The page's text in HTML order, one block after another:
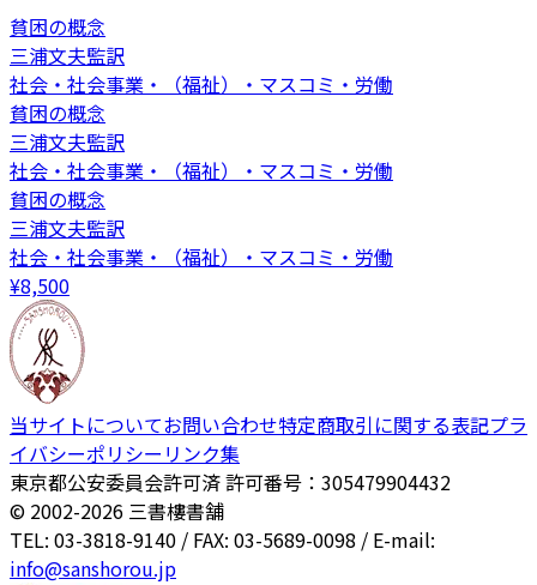
貧困の概念
三浦文夫監訳
社会・社会事業・（福祉）・マスコミ・労働
貧困の概念
三浦文夫監訳
社会・社会事業・（福祉）・マスコミ・労働
貧困の概念
三浦文夫監訳
社会・社会事業・（福祉）・マスコミ・労働
¥8,500
当サイトについてお問い合わせ特定商取引に関する表記プラ
イバシーポリシー リンク集
東京都公安委員会許可済 許可番号：305479904432
© 2002-2026 三書樓書舗
TEL: 03-3818-9140 / FAX: 03-5689-0098 / E-mail:
info@sanshorou.jp